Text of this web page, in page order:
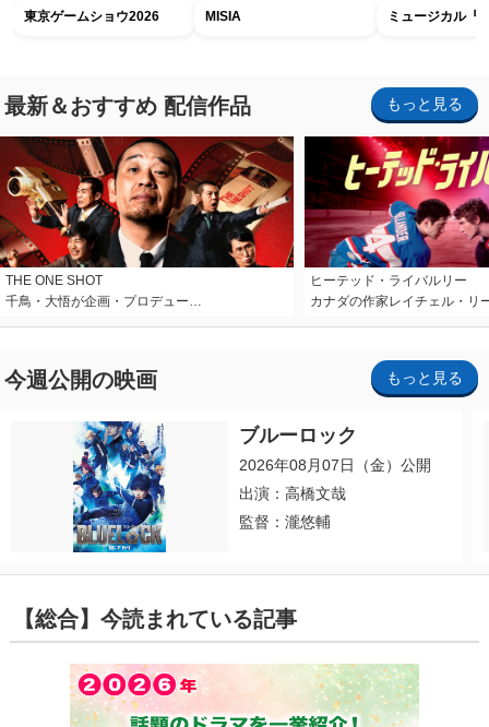
東京ゲームショウ2026 MISIA ミュージカル『
最新＆おすすめ 配信作品 もっと見る
THE ONE SHOT
千鳥・大悟が企画・プロデュー…
ヒーテッド・ライバルリー
カナダの作家レイチェル・リ
今週公開の映画 もっと見る
ブルーロック
2026年08月07日（金）公開
出演：高橋文哉
監督：瀧悠輔
【総合】今読まれている記事